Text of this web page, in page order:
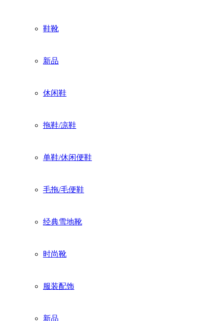
鞋靴
新品
休闲鞋
拖鞋/凉鞋
单鞋/休闲便鞋
毛拖/毛便鞋
经典雪地靴
时尚靴
服装配饰
新品